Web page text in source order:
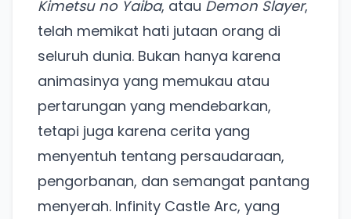
Kimetsu no Yaiba, atau Demon Slayer,
telah memikat hati jutaan orang di
seluruh dunia. Bukan hanya karena
animasinya yang memukau atau
pertarungan yang mendebarkan,
tetapi juga karena cerita yang
menyentuh tentang persaudaraan,
pengorbanan, dan semangat pantang
menyerah. Infinity Castle Arc, yang